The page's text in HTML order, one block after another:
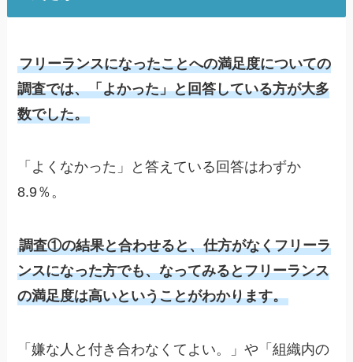
フリーランスになったことへの満足度についての
調査では、「よかった」と回答している方が大多
数でした。
「よくなかった」と答えている回答はわずか
8.9％。
調査①の結果と合わせると、仕方がなくフリーラ
ンスになった方でも、なってみるとフリーランス
の満足度は高いということがわかります。
「嫌な人と付き合わなくてよい。」や「組織内の